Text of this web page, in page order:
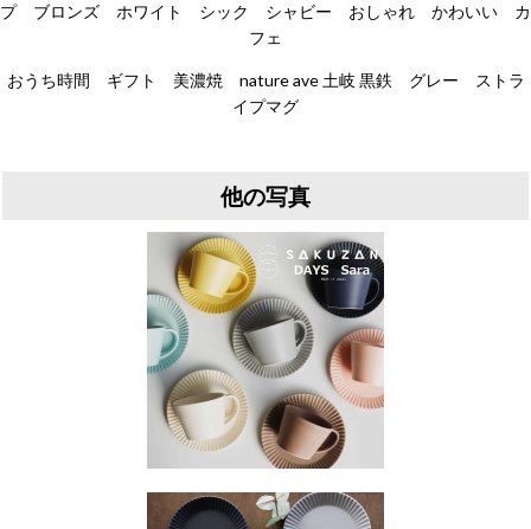
プ ブロンズ ホワイト シック シャビー おしゃれ かわいい カ
フェ
おうち時間 ギフト 美濃焼 nature ave 土岐 黒鉄 グレー ストラ
イプマグ
他の写真